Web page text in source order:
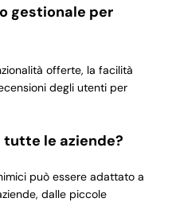
gestionale per
offerte, la facilità
degli utenti per
le aziende?
può essere adattato a
dalle piccole